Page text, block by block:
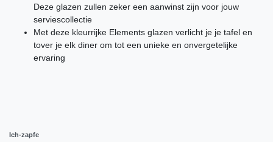
Deze glazen zullen zeker een aanwinst zijn voor jouw
serviescollectie
Met deze kleurrijke Elements glazen verlicht je je tafel en
tover je elk diner om tot een unieke en onvergetelijke
ervaring
Ich-zapfe